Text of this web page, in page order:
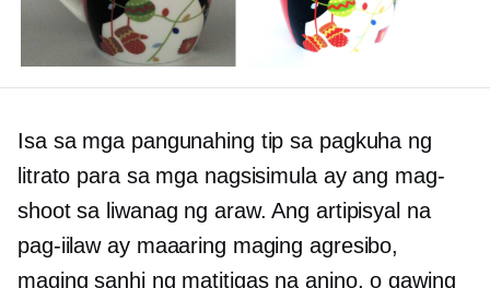
Isa sa mga pangunahing tip sa pagkuha ng
litrato para sa mga nagsisimula ay ang mag-
shoot sa liwanag ng araw. Ang artipisyal na
pag-iilaw ay maaaring maging agresibo,
maging sanhi ng matitigas na anino, o gawing